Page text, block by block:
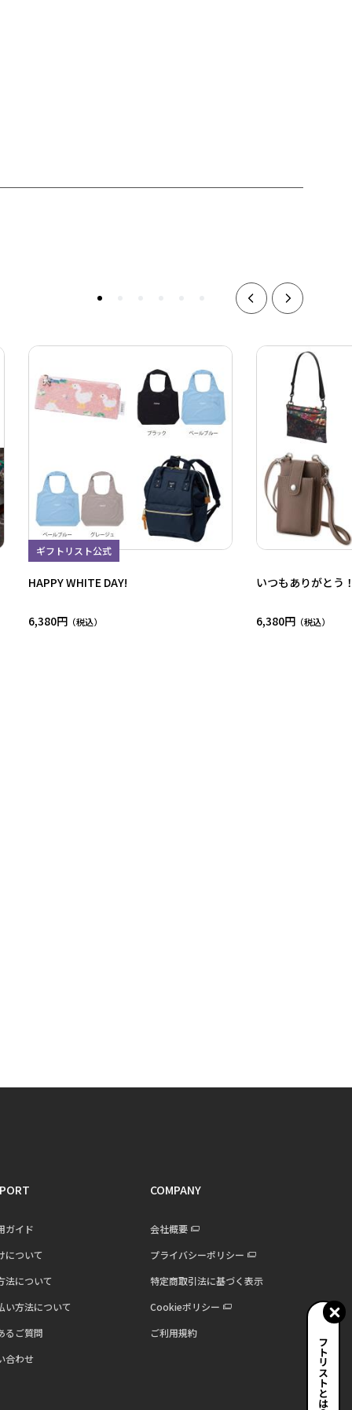
ギフトリスト公式
HAPPY WHITE DAY!
6,380円
いつもありがとう
6,380円
ギフトリストとは？
ガイド
について
法について
い方法について
るご質問
合わせ
COMPANY
会社概要
プライバシーポリシー
特定商取引法に基づく表示
Cookieポリシー
ご利用規約